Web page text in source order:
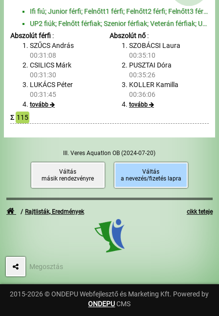
Ifi fiú; Junior férfi; Felnőtt1 férfi; Felnőtt2 férfi; Felnőtt3 férfi; Felnőtt4 férfi; Szenior1 férf...
UP2 fiúk; Felnőtt férfiak; Szenior férfiak; Veterán férfiak; UP2 lányok; Felnőtt nők; Szenior nők; V...
Abszolút férfi :
SZŰCS András
00:31:08
CSILICS Márk
00:31:30
LUKÁCS Péter
00:31:45
tovább
Abszolút nő:
SZOBÁCSI Laura
00:35:10
PUSZTAI Dóra
00:35:26
KOLLER Kamilla
00:36:06
tovább
Σ 115
III. Veres Aquatlon OB(2024-07-20)
Váltás
másik rendezvényre
Váltás
a nevezés/fizetés lapra
cikk teteje
Rajtlisták, Eredmények
Megosztás
2015-2026 © ONDEPU Webfejlesztő és Marketing Kft. Powered by
ONDEPUCMS